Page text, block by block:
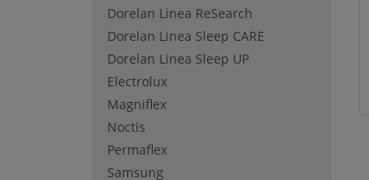
Dorelan Linea ReSearch
Dorelan Linea Sleep CARE
Dorelan Linea Sleep UP
Electrolux
Magniflex
Noctis
Permaflex
Samsung